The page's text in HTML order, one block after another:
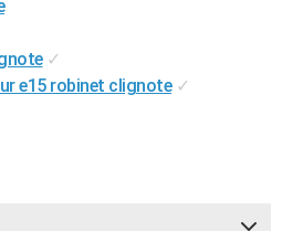
✓
e15 robinet clignote ✓